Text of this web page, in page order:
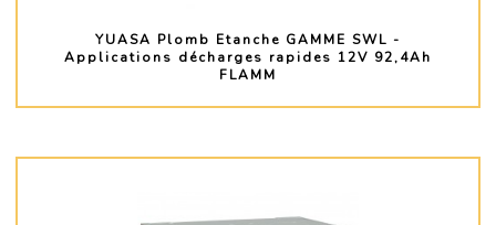
YUASA Plomb Etanche GAMME SWL -
Applications décharges rapides 12V 92,4Ah
FLAMM